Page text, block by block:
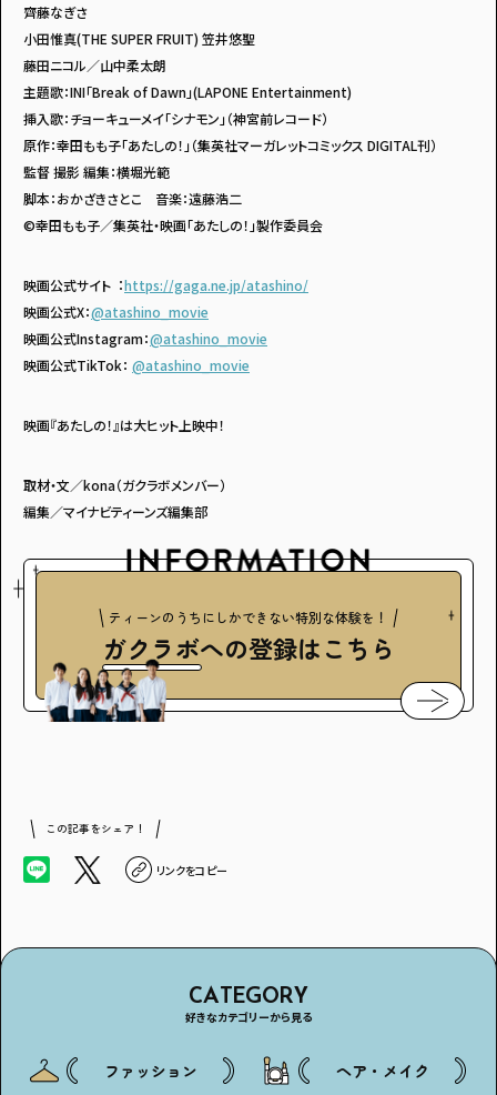
⿑藤なぎさ
⼩⽥惟真(THE SUPER FRUIT) 笠井悠聖
藤⽥ニコル／⼭中柔太朗
主題歌：INI「Break of Dawn」(LAPONE Entertainment)
挿入歌：チョーキューメイ「シナモン」（神宮前レコード）
原作：幸田もも子「あたしの！」（集英社マーガレットコミックス DIGITAL刊）
監督 撮影 編集：横堀光範
脚本：おかざきさとこ 音楽：遠藤浩二
©幸田もも子／集英社・映画「あたしの！」製作委員会
映画公式サイト︓https://gaga.ne.jp/atashino/
映画公式X：@atashino_movie
映画公式Instagram：@atashino_movie
映画公式TikTok： @atashino_movie
映画『あたしの！』は大ヒット上映中！
取材・文／kona（ガクラボメンバー）
編集／マイナビティーンズ編集部
ティーンのうちにしかできない特別な体験を！
ガクラボへの登録はこちら
この記事をシェア！
リンクをコピー
CATEGORY
好きなカテゴリーから見る
ファッション ヘア・メイク